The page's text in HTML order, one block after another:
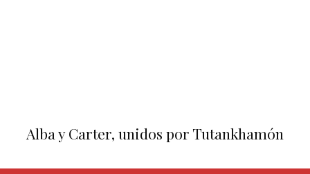
Alba y Carter, unidos por Tutankhamón